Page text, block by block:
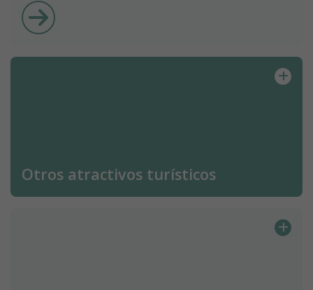
Otros atractivos turísticos